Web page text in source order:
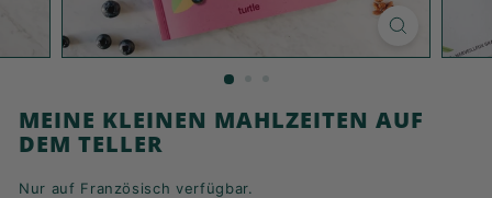
T!
MEINE KLEINEN MAHLZEITEN AUF
DEM TELLER
Nur auf Französisch verfügbar.